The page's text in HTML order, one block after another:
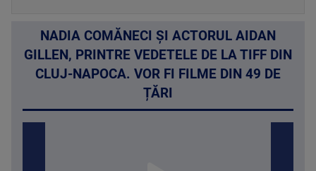
NADIA COMĂNECI ȘI ACTORUL AIDAN
GILLEN, PRINTRE VEDETELE DE LA TIFF DIN
CLUJ-NAPOCA. VOR FI FILME DIN 49 DE
ȚĂRI